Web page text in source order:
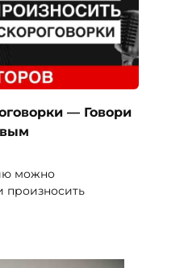
— Говори
можно
произносить